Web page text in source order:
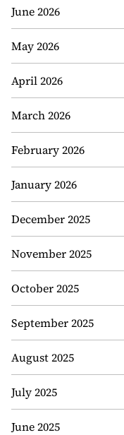
June 2026
May 2026
April 2026
March 2026
February 2026
January 2026
December 2025
November 2025
October 2025
September 2025
August 2025
July 2025
June 2025